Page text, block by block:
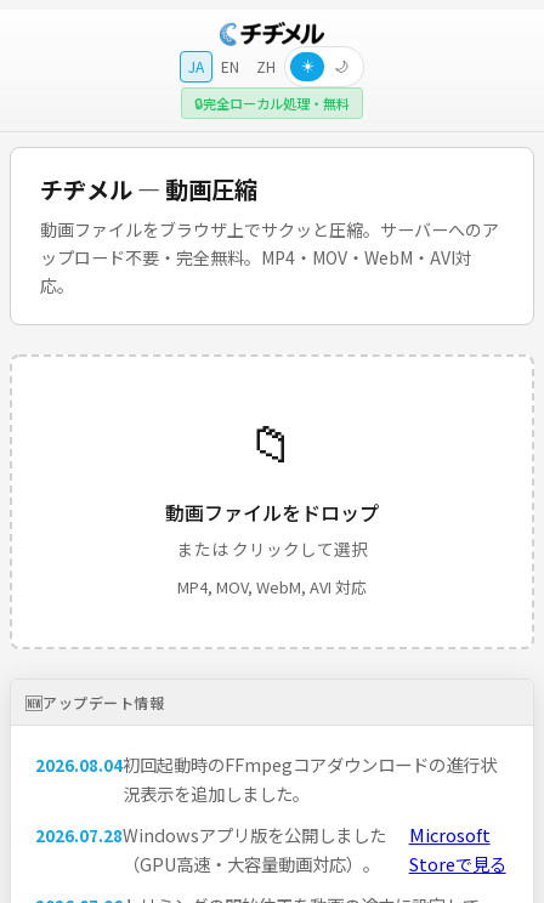
🔒完全ローカル処理・無料
JA EN ZH ☀️ 🌙
チヂメル — 動画圧縮
動画ファイルをブラウザ上でサクッと圧縮。サーバーへのア
ップロード不要・完全無料。MP4・MOV・WebM・AVI対
応。
📁
動画ファイルをドロップ
または クリックして選択
MP4, MOV, WebM, AVI 対応
🆕アップデート情報
2026.08.04初回起動時のFFmpegコアダウンロードの進行状
況表示を追加しました。
2026.07.28Windowsアプリ版を公開しました
（GPU高速・大容量動画対応）。
Microsoft
Storeで見る